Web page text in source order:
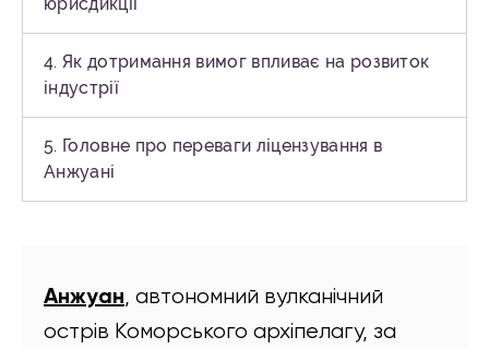
4. Як дотримання вимог впливає на розвиток
індустрії
5. Головне про переваги ліцензування в
Анжуані
Анжуан, автономний вулканічний
острів Коморського архіпелагу, за